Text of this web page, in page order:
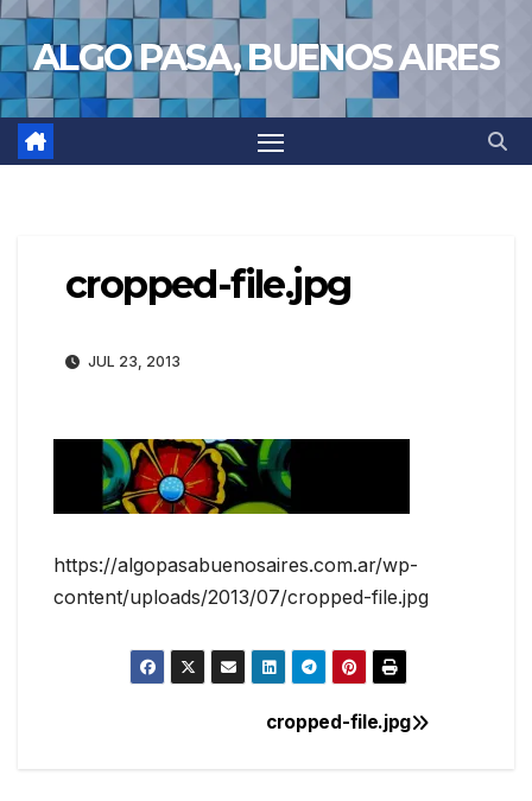
Saltar
al
contenido
ALGO PASA, BUENOS AIRES
cropped-file.jpg
JUL 23, 2013
https://algopasabuenosaires.com.ar/wp-
content/uploads/2013/07/cropped-file.jpg
cropped-file.jpg